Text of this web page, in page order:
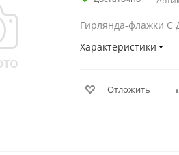
Гирлянда-флажки С
Характеристики
Отложить